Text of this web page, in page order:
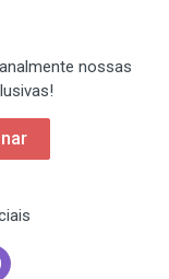
nossas